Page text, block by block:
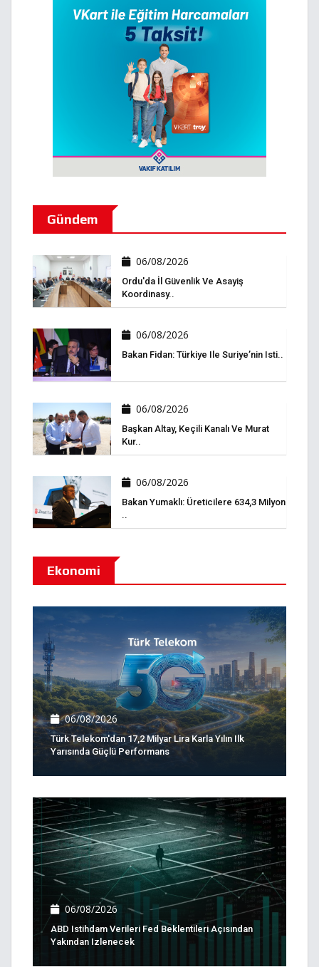
Gündem
06/08/2026
Ordu'da İl Güvenlik Ve Asayiş
Koordinasy..
06/08/2026
Bakan Fidan: Türkiye Ile Suriye’nin Isti..
06/08/2026
Başkan Altay, Keçili Kanalı Ve Murat
Kur..
06/08/2026
Bakan Yumaklı: Üreticilere 634,3 Milyon
..
Ekonomi
06/08/2026
Türk Telekom'dan 17,2 Milyar Lira Karla Yılın Ilk
Yarısında Güçlü Performans
06/08/2026
ABD Istihdam Verileri Fed Beklentileri Açısından
Yakından Izlenecek